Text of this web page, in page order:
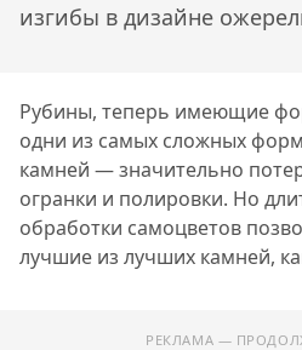
изгибы в дизайне
Рубины, теперь имеющие
одни из самых сложных
камней — значительно
огранки и полировки. Но
обработки самоцветов
лучшие из лучших камней,
РЕКЛАМА —